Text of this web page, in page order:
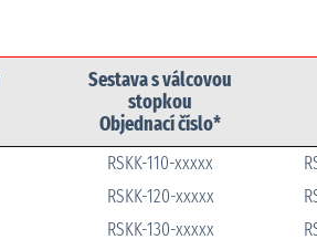
Sestava s válcovou
stopkou
Objednací číslo*
RSKK-110-xxxxx
RSKK-120-xxxxx
RSKK-130-xxxxx